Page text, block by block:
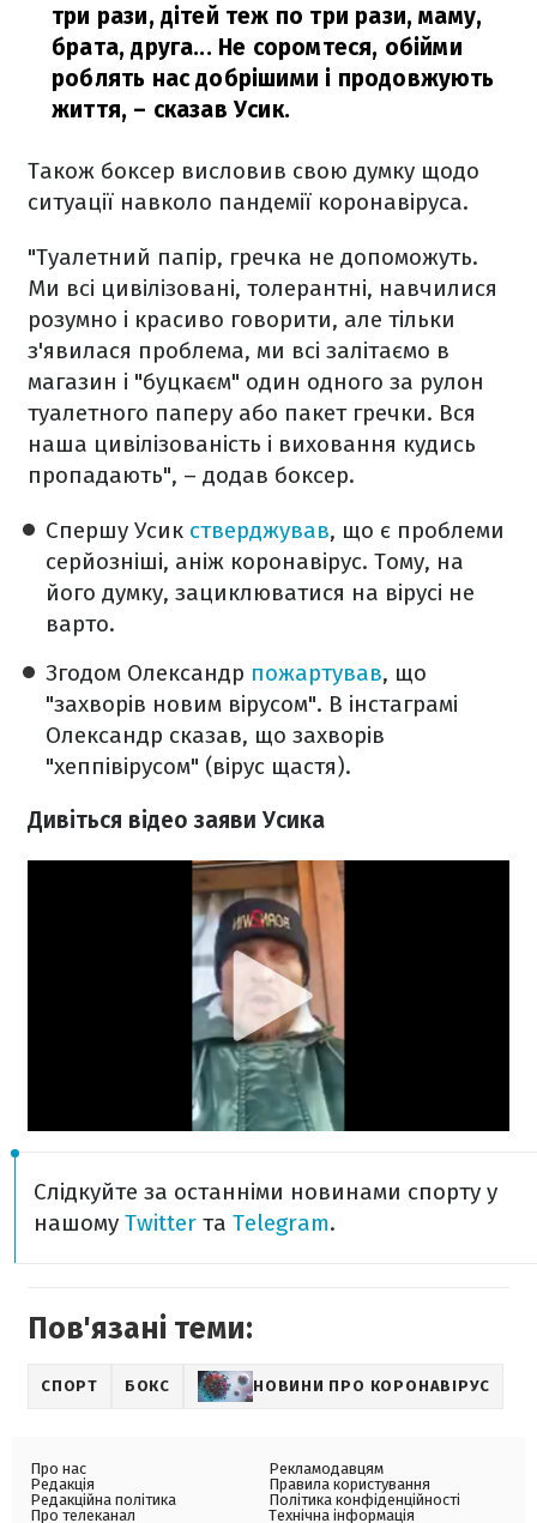
три рази, дітей теж по три рази, маму,
брата, друга... Не соромтеся, обійми
роблять нас добрішими і продовжують
життя, – сказав Усик.
Також боксер висловив свою думку щодо
ситуації навколо пандемії коронавіруса.
"Туалетний папір, гречка не допоможуть.
Ми всі цивілізовані, толерантні, навчилися
розумно і красиво говорити, але тільки
з'явилася проблема, ми всі залітаємо в
магазин і "буцкаєм" один одного за рулон
туалетного паперу або пакет гречки. Вся
наша цивілізованість і виховання кудись
пропадають", – додав боксер.
Спершу Усик стверджував, що є проблеми
серйозніші, аніж коронавірус. Тому, на
його думку, зациклюватися на вірусі не
варто.
Згодом Олександр пожартував, що
"захворів новим вірусом". В інстаграмі
Олександр сказав, що захворів
"хеппівірусом" (вірус щастя).
Дивіться відео заяви Усика
Слідкуйте за останніми новинами спорту у
нашому Twitter та Telegram.
Пов'язані теми:
СПОРТ БОКС НОВИНИ ПРО КОРОНАВІРУС
Про нас
Редакція
Редакційна політика
Про телеканал
Рекламодавцям
Правила користування
Політика конфіденційності
Технічна інформація